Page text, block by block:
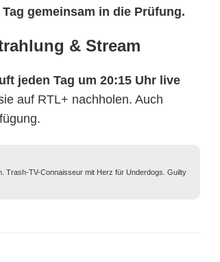
gemeinsam in die Prüfung.
& Stream
jeden Tag um 20:15 Uhr live
auf RTL+ nachholen. Auch
Trash-TV-Connaisseur mit Herz für Underdogs. Guilty